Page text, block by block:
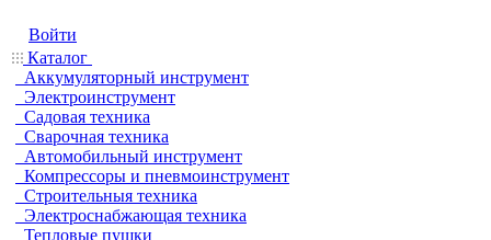
Войти
Каталог
Аккумуляторный инструмент
Электроинструмент
Садовая техника
Сварочная техника
Автомобильный инструмент
Компрессоры и пневмоинструмент
Строительныя техника
Электроснабжающая техника
Тепловые пушки